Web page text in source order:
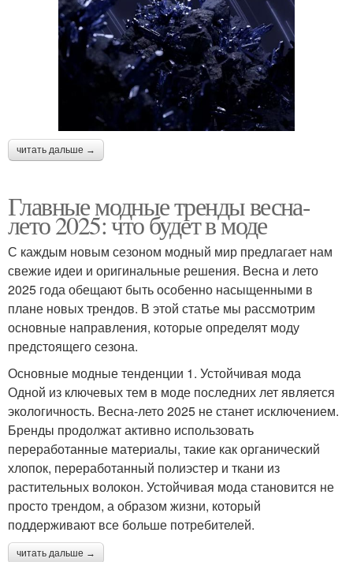
читать дальше →
Главные модные тренды весна-
лето 2025: что будет в моде
С каждым новым сезоном модный мир предлагает нам
свежие идеи и оригинальные решения. Весна и лето
2025 года обещают быть особенно насыщенными в
плане новых трендов. В этой статье мы рассмотрим
основные направления, которые определят моду
предстоящего сезона.
Основные модные тенденции 1. Устойчивая мода
Одной из ключевых тем в моде последних лет является
экологичность. Весна-лето 2025 не станет исключением.
Бренды продолжат активно использовать
переработанные материалы, такие как органический
хлопок, переработанный полиэстер и ткани из
растительных волокон. Устойчивая мода становится не
просто трендом, а образом жизни, который
поддерживают все больше потребителей.
читать дальше →